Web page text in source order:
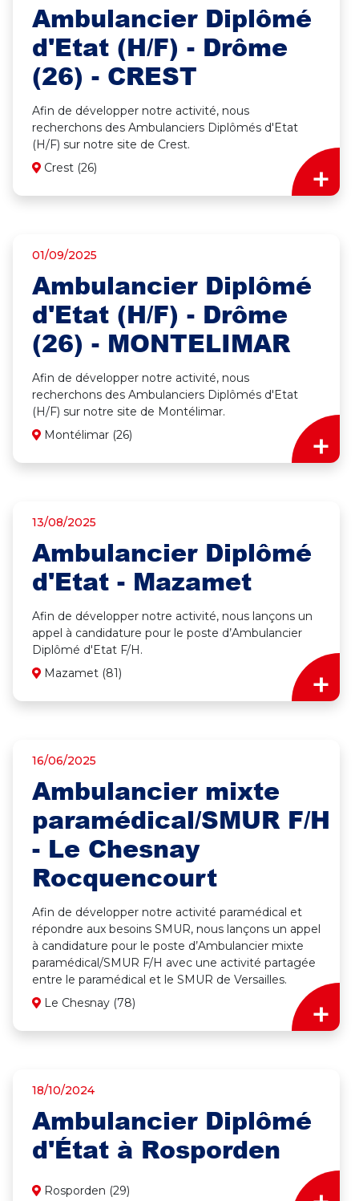
Ambulancier Diplômé
d'Etat (H/F) - Drôme
(26) - CREST
Afin de développer notre activité, nous
recherchons des Ambulanciers Diplômés d'Etat
(H/F) sur notre site de Crest.
+
Crest (26)
01/09/2025
Ambulancier Diplômé
d'Etat (H/F) - Drôme
(26) - MONTELIMAR
Afin de développer notre activité, nous
recherchons des Ambulanciers Diplômés d'Etat
(H/F) sur notre site de Montélimar.
+
Montélimar (26)
13/08/2025
Ambulancier Diplômé
d'Etat - Mazamet
Afin de développer notre activité, nous lançons un
appel à candidature pour le poste d’Ambulancier
Diplômé d'Etat F/H.
+
Mazamet (81)
16/06/2025
Ambulancier mixte
paramédical/SMUR F/H
- Le Chesnay
Rocquencourt
Afin de développer notre activité paramédical et
répondre aux besoins SMUR, nous lançons un appel
à candidature pour le poste d’Ambulancier mixte
paramédical/SMUR F/H avec une activité partagée
entre le paramédical et le SMUR de Versailles.
+
Le Chesnay (78)
18/10/2024
Ambulancier Diplômé
d'État à Rosporden
Rosporden (29)